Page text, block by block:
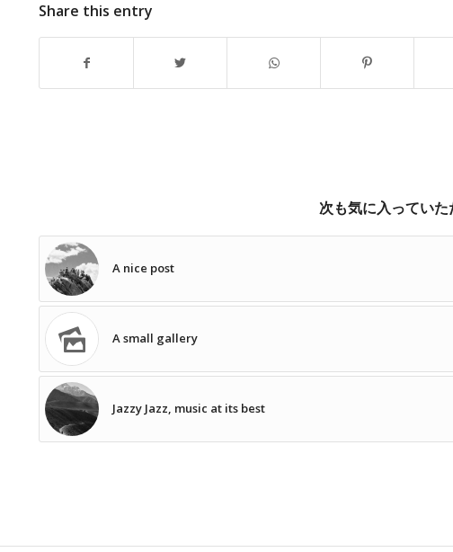
Share this entry
次も気に入っていた
A nice post
A small gallery
Jazzy Jazz, music at its best